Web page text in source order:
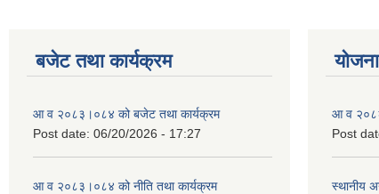
बजेट तथा कार्यक्रम
आ व २०८३।०८४ को बजेट तथा कार्यक्रम
Post date: 06/20/2026 - 17:27
आ व २०८३।०८४ को नीति तथा कार्यक्रम
आ व
Post
स्थानीय